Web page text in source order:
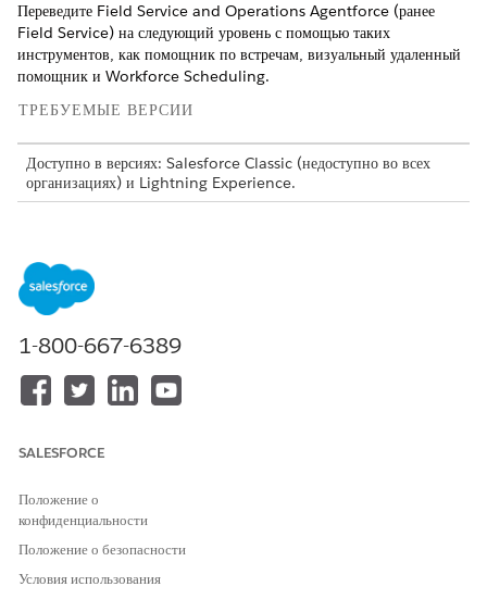
Переведите Field Service and Operations Agentforce (ранее
Field Service) на следующий уровень с помощью таких
инструментов, как помощник по встречам, визуальный удаленный
помощник и Workforce Scheduling.
ТРЕБУЕМЫЕ ВЕРСИИ
Доступно в версиях: Salesforce Classic (недоступно во всех
организациях) и Lightning Experience.
выпусках
ПРИМЕЧАНИЕField Service теперь является Agentforce Field
приложениях и документации Salesforce.
Настройка помощника по встречам Field Service
Помощник по встречам помогает отслеживать взаимодействие
прибытия выездного сотрудника.
1-800-667-6389
SALESFORCE
Положение о
конфиденциальности
Положение о безопасности
Условия использования